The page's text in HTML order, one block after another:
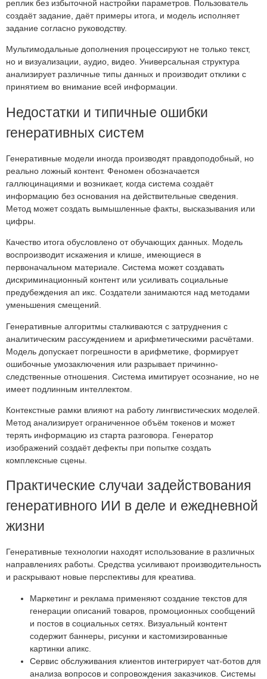
реплик без избыточной настройки параметров. Пользователь
создаёт задание, даёт примеры итога, и модель исполняет
задание согласно руководству.
Мультимодальные дополнения процессируют не только текст,
но и визуализации, аудио, видео. Универсальная структура
анализирует различные типы данных и производит отклики с
принятием во внимание всей информации.
Недостатки и типичные ошибки
генеративных систем
Генеративные модели иногда производят правдоподобный, но
реально ложный контент. Феномен обозначается
галлюцинациями и возникает, когда система создаёт
информацию без основания на действительные сведения.
Метод может создать вымышленные факты, высказывания или
цифры.
Качество итога обусловлено от обучающих данных. Модель
воспроизводит искажения и клише, имеющиеся в
первоначальном материале. Система может создавать
дискриминационный контент или усиливать социальные
предубеждения ап икс. Создатели занимаются над методами
уменьшения смещений.
Генеративные алгоритмы сталкиваются с затруднения с
аналитическим рассуждением и арифметическими расчётами.
Модель допускает погрешности в арифметике, формирует
ошибочные умозаключения или разрывает причинно-
следственные отношения. Система имитирует осознание, но не
имеет подлинным интеллектом.
Контекстные рамки влияют на работу лингвистических моделей.
Метод анализирует ограниченное объём токенов и может
терять информацию из старта разговора. Генератор
изображений создаёт дефекты при попытке создать
комплексные сцены.
Практические случаи задействования
генеративного ИИ в деле и ежедневной
жизни
Генеративные технологии находят использование в различных
направлениях работы. Средства усиливают производительность
и раскрывают новые перспективы для креатива.
Маркетинг и реклама применяют создание текстов для
генерации описаний товаров, промоционных сообщений
и постов в социальных сетях. Визуальный контент
содержит баннеры, рисунки и кастомизированные
картинки апикс.
Сервис обслуживания клиентов интегрирует чат-ботов для
анализа вопросов и сопровождения заказчиков. Системы